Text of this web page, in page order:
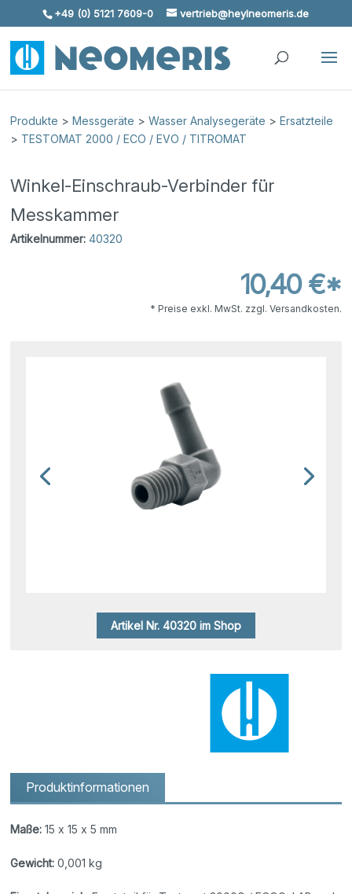
Skip To Content
+49 (0) 5121 7609-0 vertrieb@heylneomeris.de
Produkte >Messgeräte >Wasser Analysegeräte >Ersatzteile
> TESTOMAT 2000 / ECO / EVO / TITROMAT
Winkel-Einschraub-Verbinder für
Messkammer
Artikelnummer: 40320
10,40 €*
* Preise exkl. MwSt. zzgl. Versandkosten.
Artikel Nr. 40320 im Shop
Produktinformationen
Maße: 15 x 15 x 5 mm
Gewicht: 0,001 kg